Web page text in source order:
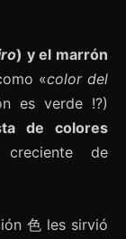
) y el marrón
«color del
es verde !?)
de colores
creciente de
色 les sirvió